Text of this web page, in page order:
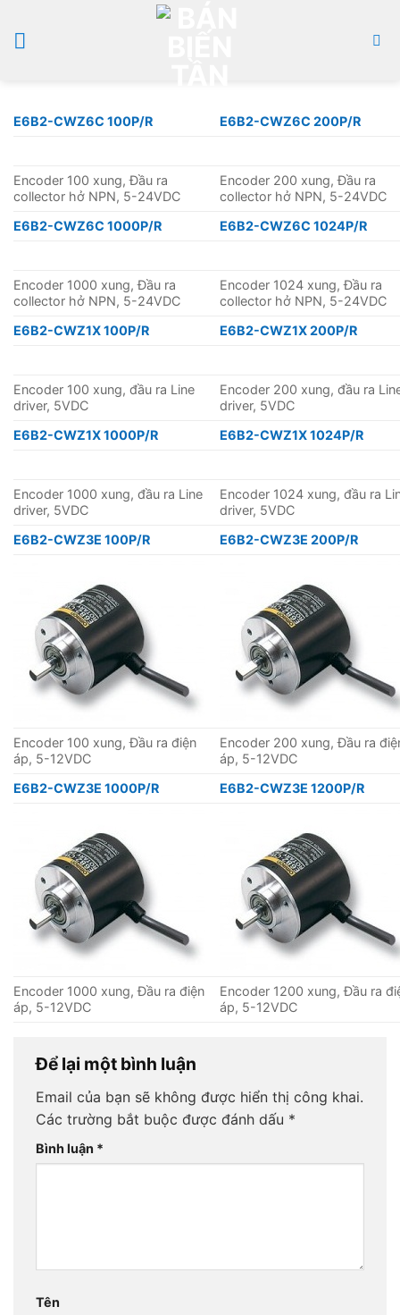
qua
nội
E6B2-CWZ6C 100P/R E6B2-CWZ6C 200P/R
Encoder 100 xung, Đầu ra
collector hở NPN, 5-24VDC
Encoder 200 xung, Đầu ra
collector hở NPN, 5-24VDC
E6B2-CWZ6C 1000P/R
E6B2-CWZ6C 1024P/R
Encoder 1000 xung, Đầu ra
collector hở NPN, 5-24VDC
Encoder 1024 xung, Đầu ra
collector hở NPN, 5-24VDC
E6B2-CWZ1X 100P/R
E6B2-CWZ1X 200P/R
Encoder 100 xung, đầu ra Line
driver, 5VDC
Encoder 200 xung, đầu ra
driver, 5VDC
E6B2-CWZ1X 1000P/R
E6B2-CWZ1X 1024P/R
Encoder 1000 xung, đầu ra Line
driver, 5VDC
Encoder 1024 xung, đầu ra
driver, 5VDC
E6B2-CWZ3E 100P/R
E6B2-CWZ3E 200P/R
Encoder 100 xung, Đầu ra điện
áp, 5-12VDC
Encoder 200 xung, Đầu ra
áp, 5-12VDC
E6B2-CWZ3E 1000P/R
E6B2-CWZ3E 1200P/R
Encoder 1000 xung, Đầu ra điện
áp, 5-12VDC
Encoder 1200 xung, Đầu ra
áp, 5-12VDC
Để lại một bình luận
Email của bạn sẽ không được hiển thị công khai.
Các trường bắt buộc được đánh dấu *
Bình luận *
Tên